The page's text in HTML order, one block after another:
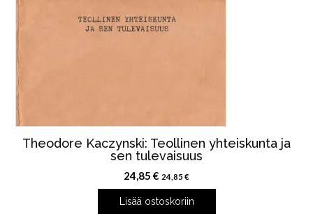
Theodore Kaczynski: Teollinen yhteiskunta ja
sen tulevaisuus
24,85 € 24,85 €
Lisää ostoskoriin